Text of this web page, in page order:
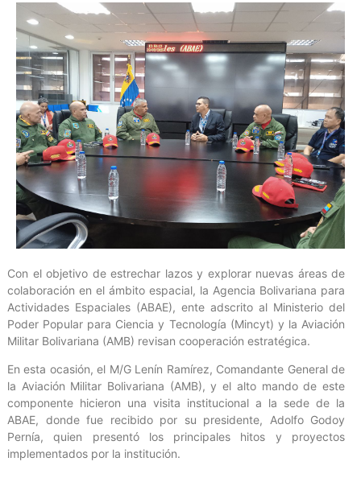
Con el objetivo de estrechar lazos y explorar nuevas áreas de
colaboración en el ámbito espacial, la Agencia Bolivariana para
Actividades Espaciales (ABAE), ente adscrito al Ministerio del
Poder Popular para Ciencia y Tecnología (Mincyt) y la Aviación
Militar Bolivariana (AMB) revisan cooperación estratégica.
En esta ocasión, el M/G Lenín Ramírez, Comandante General de
la Aviación Militar Bolivariana (AMB), y el alto mando de este
componente hicieron una visita institucional a la sede de la
ABAE, donde fue recibido por su presidente, Adolfo Godoy
Pernía, quien presentó los principales hitos y proyectos
implementados por la institución.